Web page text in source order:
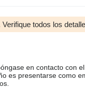
todos los
en contacto con
es presentarse como